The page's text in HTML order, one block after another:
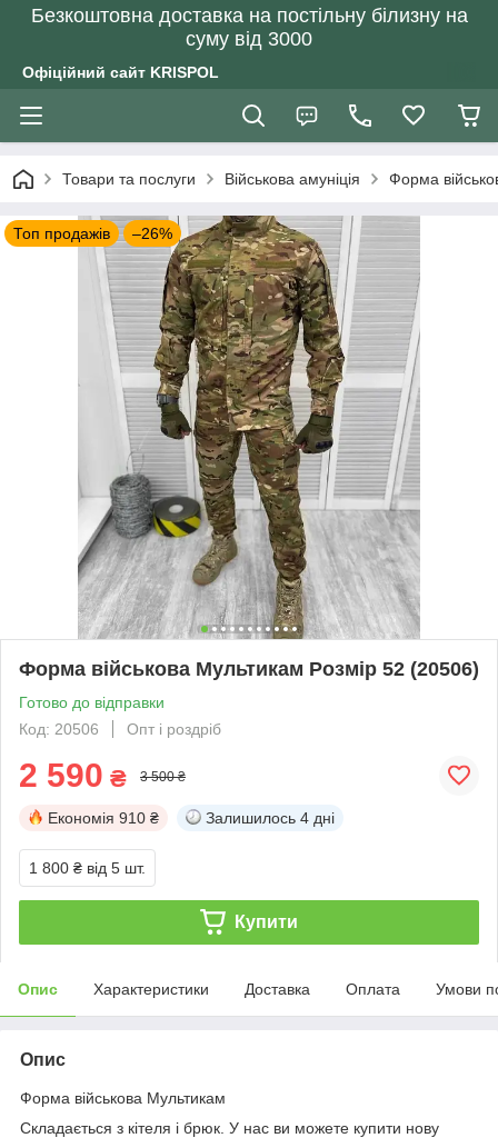
Безкоштовна доставка на постільну білизну на
суму від 3000
Офіційний сайт KRISPOL
Товари та послуги Військова амуніція Форма
Топ продажів –26%
Форма військова Мультикам Розмір 52 (20506)
Готово до відправки
Код: 20506
Опт і роздріб
2 590 ₴ 3 500 ₴
Економія 910 ₴ Залишилось 4 дні
1 800 ₴ від 5 шт.
Купити
Опис Характеристики Доставка Оплата Умови
Опис
Форма військова Мультикам
Складається з кітеля і брюк. У нас ви можете купити нову